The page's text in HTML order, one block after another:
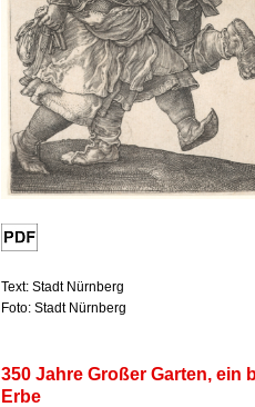
Text: Stadt Nürnberg
Foto: Stadt Nürnberg
350 Jahre Großer Garten, ein
Erbe